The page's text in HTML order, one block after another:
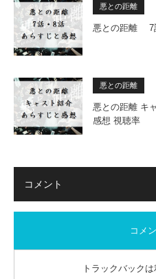
悪との距離
悪との距離 7
悪との距離
悪との距離 キ
感想 視聴率
コメント
コメ
トラックバックは